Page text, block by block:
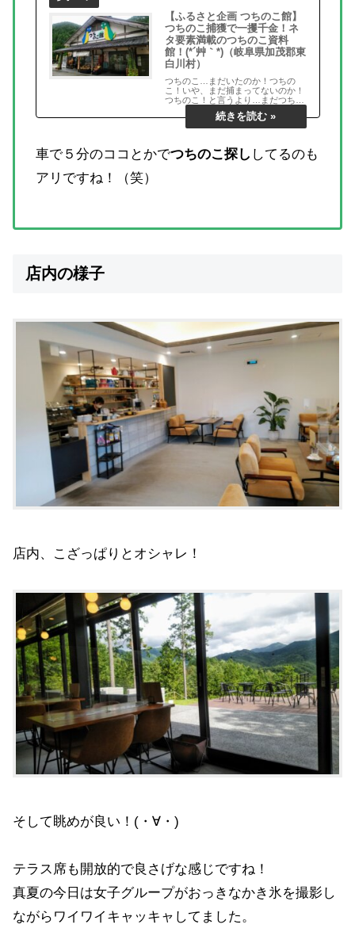
【ふるさと企画 つちのこ館】
つちのこ捕獲で一攫千金！ネ
タ要素満載のつちのこ資料
館！(*´艸｀*)（岐阜県加茂郡東
白川村）
つちのこ…まだいたのか！つちの
こ！いや、まだ捕まってないのか！
つちのこ！と言うより…まだつちの
こ引っ張るか！東白川村！（笑）
ま、ツチノコ目撃情報日本一の東白
川村……
車で５分のココとかでつちのこ探し してるのも
アリですね！（笑）
店内の様子
店内、こざっぱりとオシャレ！
そして眺めが良い！(・∀・)
テラス席も開放的で良さげな感じですね！
真夏の今日は女子グループがおっきなかき氷を撮影し
ながらワイワイキャッキャしてました。